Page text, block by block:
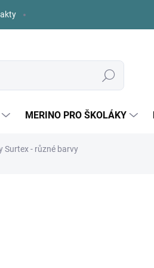
Hledat
MERINO PRO ŠKOLÁKY
Surtex - různé barvy